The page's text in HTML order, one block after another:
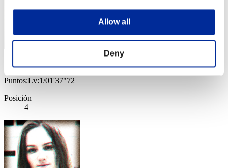
Allow all
Deny
Puntos:Lv:1/01'37"72
Posición
4